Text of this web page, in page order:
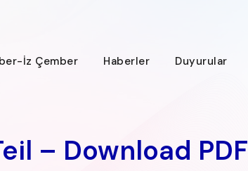
İz Çember Haberler Duyurular
– Download PDF